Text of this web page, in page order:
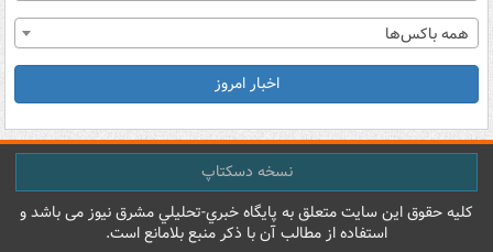
همه باکس‌ها
اخبار امروز
نسخه دسکتاپ
کليه حقوق اين سايت متعلق به پایگاه خبري-تحليلي مشرق نيوز می باشد و
استفاده از مطالب آن با ذکر منبع بلامانع است.